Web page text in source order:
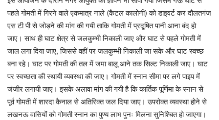
पहले गोमती में गिरने वाले एकमात्र नाले (कैटल कालोनी) को डाइवर्ट कर दौलतगंज
एस टी पी से जोड़ने की मांग की गयी ताकि गोमती में प्रदूषित पानी आना बंद हो
जाए। साथ ही घाट क्षेत्र से जलकुम्भी निकाली जाए और घाट से पहले गोमती में
जाल लगा दिया जाए, जिससे वहीं पर जलकुम्भी निकाली जा सके और घाट स्वच्छ
बना रहे। घाट पर गोमती की तल में जमा बालू आने तक सिल्ट निकाली जाए। घाट
पर स्वच्छता की स्थायी व्यवस्था की जाए। गोमती में स्नान सीमा पर लगे पाइप में
जंजीर लगायी जाए। इसके अलावा मांग की गयी है कि कार्तिक पूर्णिमा के स्नान से
पूर्व गोमती में शारदा कैनाल से अतिरिक्त जल दिया जाए। उपरोक्त व्यवस्था होने से
लखनऊ वासियों को गोमती स्नान का पुण्य लाभ पुनः मिलना सुनिश्चित हो जाएगा।